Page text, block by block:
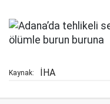
Kaynak: İHA